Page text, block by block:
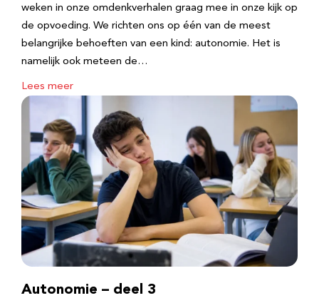
weken in onze omdenkverhalen graag mee in onze kijk op
de opvoeding. We richten ons op één van de meest
belangrijke behoeften van een kind: autonomie. Het is
namelijk ook meteen de…
Lees meer
Autonomie – deel 3